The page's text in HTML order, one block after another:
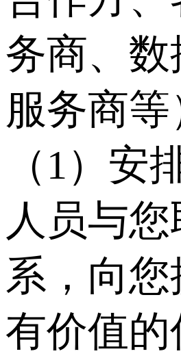
务商、数
服务商等
（1）安
人员与
系，向
有价值的